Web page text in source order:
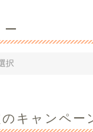
キャンペー